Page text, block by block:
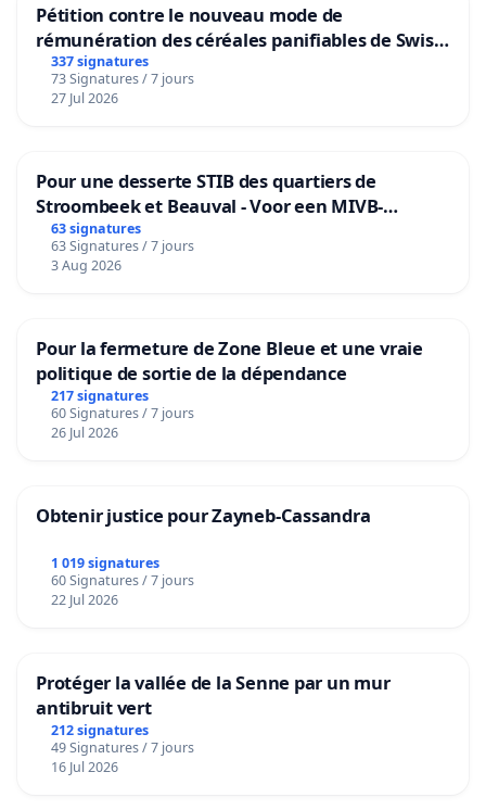
Pétition contre le nouveau mode de
rémunération des céréales panifiables de Swiss
granum basé sur la teneur en protéines
337 signatures
73 Signatures / 7 jours
27 Jul 2026
Pour une desserte STIB des quartiers de
Stroombeek et Beauval - Voor een MIVB-
bediening van de wijken Strombeek en Het
Voor
63 signatures
63 Signatures / 7 jours
3 Aug 2026
Pour la fermeture de Zone Bleue et une vraie
politique de sortie de la dépendance
217 signatures
60 Signatures / 7 jours
26 Jul 2026
Obtenir justice pour Zayneb-Cassandra
1 019 signatures
60 Signatures / 7 jours
22 Jul 2026
Protéger la vallée de la Senne par un mur
antibruit vert
212 signatures
49 Signatures / 7 jours
16 Jul 2026